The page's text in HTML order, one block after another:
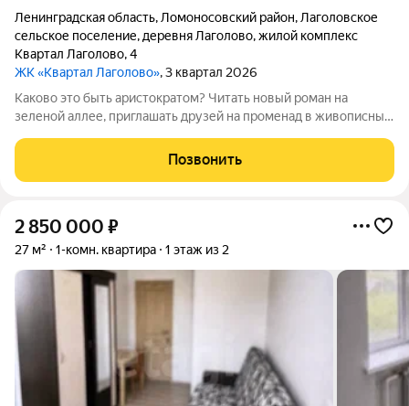
Ленинградская область, Ломоносовский район, Лаголовское
сельское поселение, деревня Лаголово,жилой комплекс
Квартал Лаголово,4
ЖК «Квартал Лаголово», 3 квартал 2026
Каково это быть аристократом? Читать новый роман на
зеленой аллее, приглашать друзей на променад в живописный
Петербурга.Чтобы
Позвонить
2 850 000 ₽
27 м² 1-комн. квартира 1 этаж из 2